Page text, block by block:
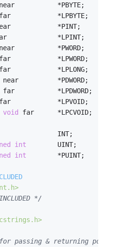
near           *PBYTE;
far            *LPBYTE;
*PINT;
*LPINT;
near           *PWORD;
far            *LPWORD;
*LPLONG;
near          *PDWORD;
far           *LPDWORD;
*LPVOID;
void far      *LPCVOID;
INT;
int
        UINT;
int
        *PUINT;
*/
passing & returning